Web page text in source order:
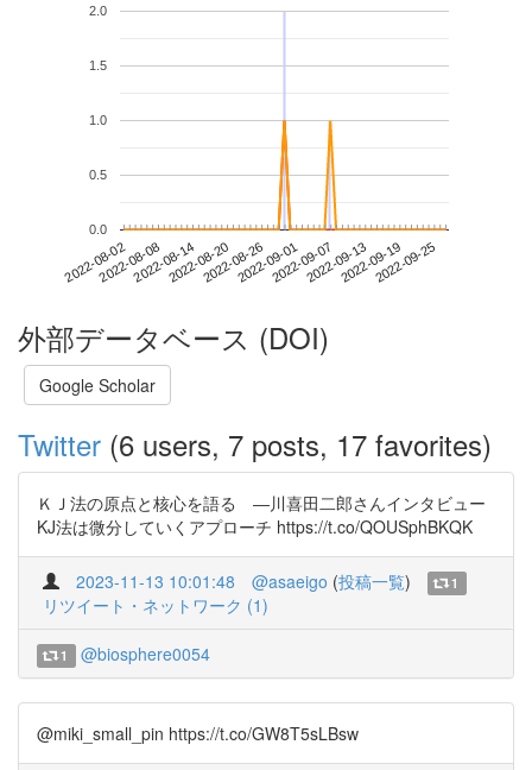
2022-08-022022-08-082022-08-142022-08-202022-08-262022-09-012022-09-072022-09-132022-09-192022-09-25
0.0
0.5
1.0
1.5
2.0
外部データベース (DOI)
Google Scholar
Twitter (6 users, 7 posts, 17 favorites)
ＫＪ法の原点と核心を語る ―川喜田二郎さんインタビュー
KJ法は微分していくアプローチ https://t.co/QOUSphBKQK
2023-11-13 10:01:48 @asaeigo (投稿一覧) 1
リツイート・ネットワーク (1)
1 @biosphere0054
@miki_small_pin https://t.co/GW8T5sLBsw